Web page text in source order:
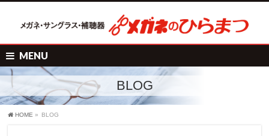
MENU
BLOG
HOME » BLOG